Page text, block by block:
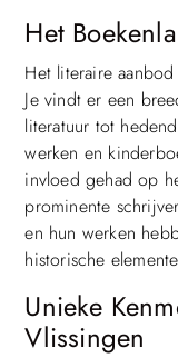
Het
Het literaire
Je vindt er een
literatuur tot
werken en
invloed gehad op
prominente
en hun werken
historische
Unieke
Vlissingen